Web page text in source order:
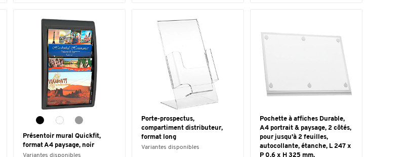
Présentoir mural Quickfit,
format A4 paysage, noir
Variantes disponibles
Porte-prospectus,
compartiment distributeur,
format long
Variantes disponibles
Pochette à affiches Durable,
A4 portrait & paysage, 2 côtés,
pour jusqu'à 2 feuilles,
autocollante, étanche, L 247 x
P 0,6 x H 325 mm,